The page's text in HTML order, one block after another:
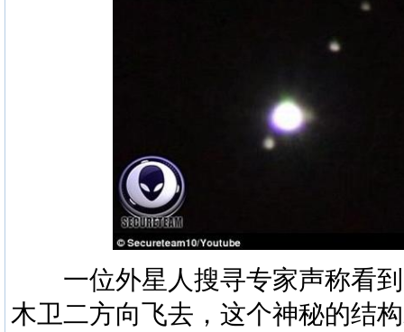
一位外星人搜寻专家声称看到
木卫二方向飞去，这个神秘的结